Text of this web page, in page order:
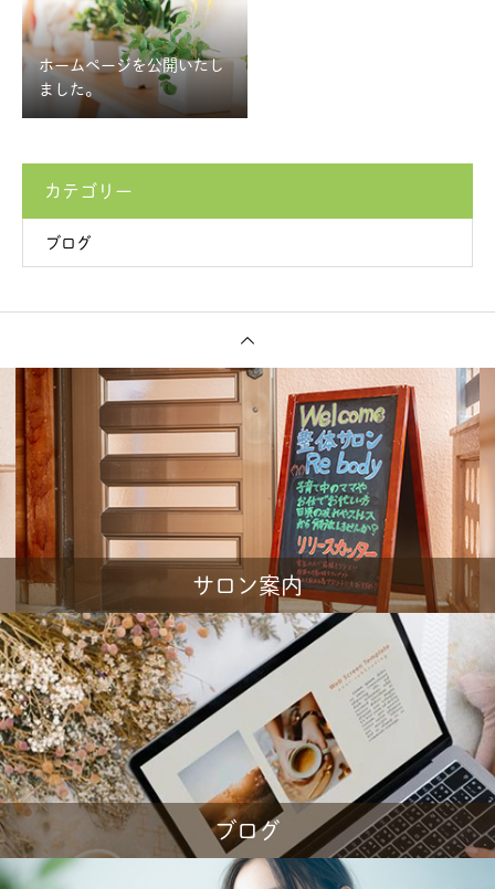
ホームページを公開いたし
ました。
カテゴリー
ブログ
サロン案内
ブログ